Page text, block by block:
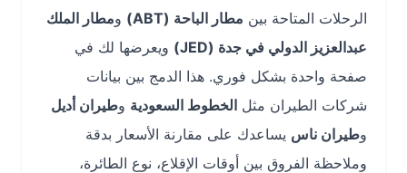
الرحلات المتاحة بينمطار الباحة (ABT) ومطار الملك
عبدالعزيز الدولي في جدة (JED)
ويعرضها لك في
صفحة واحدة بشكل فوري. هذا الدمج بين بيانات
شركات الطيران مثلالخطوط السعوديةوطيران أديل
طيران ناسيساعدك على مقارنة الأسعار بدقة
وملاحظة الفروق بين أوقات الإقلاع، نوع الطائرة،